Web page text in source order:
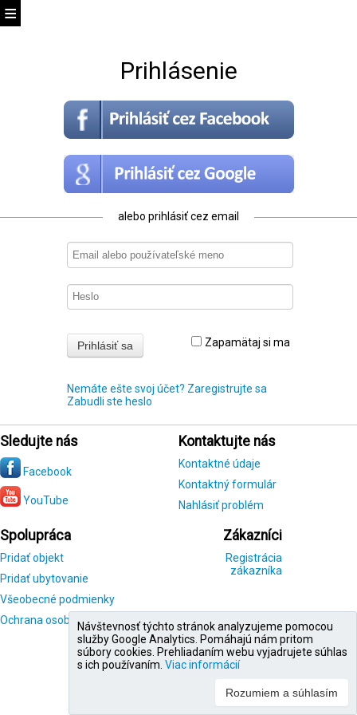
Prihlásenie
alebo prihlásiť cez email
Zapamätaj si ma
Nemáte ešte svoj účet? Zaregistrujte sa
Zabudli ste heslo
Sledujte nás
Facebook
YouTube
Kontaktujte nás
Kontaktné údaje
Kontaktný formulár
Nahlásiť problém
Spolupráca
Pridať objekt
Pridať ubytovanie
Všeobecné podmienky
Ochrana osobných údajov
Zákazníci
Registrácia
zákazníka
Návštevnosť týchto stránok analyzujeme pomocou
služby Google Analytics. Pomáhajú nám pritom
súbory cookies. Prehliadaním webu vyjadrujete súhlas
s ich používaním. Viac informácií